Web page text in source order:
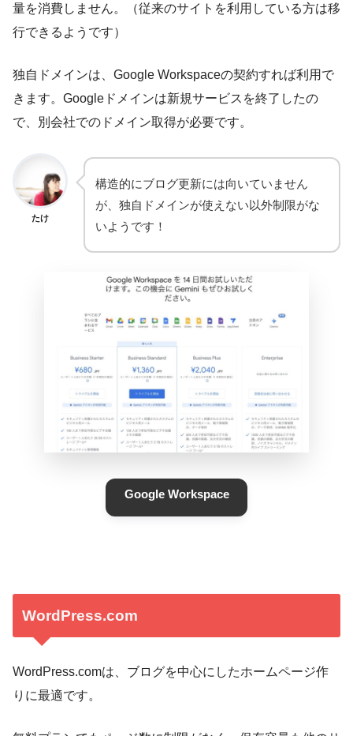
量を消費しません。（従来のサイトを利用している方は移
行できるようです）
独自ドメインは、Google Workspaceの契約すれば利用で
きます。Googleドメインは新規サービスを終了したの
で、別会社でのドメイン取得が必要です。
たけ
構造的にブログ更新には向いていません
が、独自ドメインが使えない以外制限がな
いようです！
Google Workspace
WordPress.com
WordPress.comは、ブログを中心にしたホームページ作
りに最適です。